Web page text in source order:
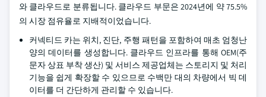
와 클라우드로 분류됩니다. 클라우드 부문은 2024년에 약 75.5%
의 시장 점유율로 지배적이었습니다.
커넥티드 카는 위치, 진단, 주행 패턴을 포함하여 매초 엄청난
양의 데이터를 생성합니다. 클라우드 인프라를 통해 OEM(주
문자 상표 부착 생산) 및 서비스 제공업체는 스토리지 및 처리
기능을 쉽게 확장할 수 있으므로 수백만 대의 차량에서 빅 데
이터를 더 간단하게 관리할 수 있습니다.